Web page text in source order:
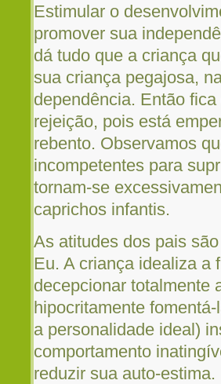
Estimular o
promover sua
dá tudo que a criança
sua criança pegajosa,
dependência. Então
rejeição, pois está
rebento. Observamos
incompetentes para
tornam-se
caprichos infantis.
As atitudes dos pais
Eu. A criança idealiza a
decepcionar totalmente
hipocritamente
a personalidade ideal)
comportamento
reduzir sua auto-estima.